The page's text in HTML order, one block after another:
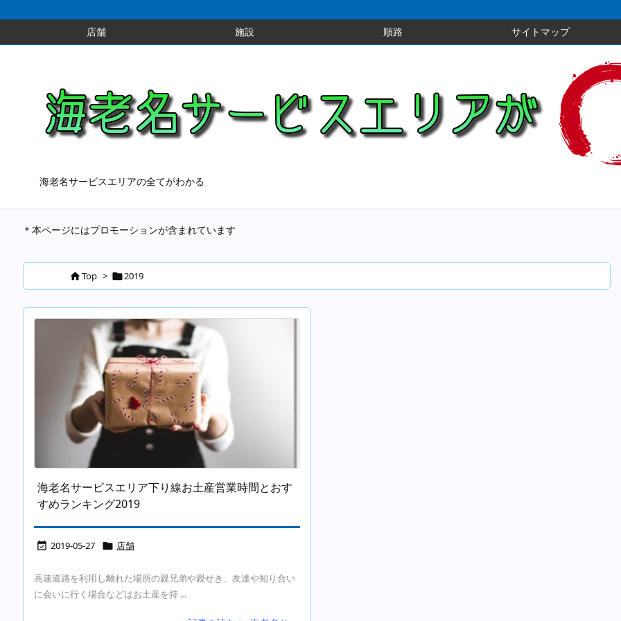
店舗 施設 順路 サイトマップ
海老名サービスエリアの全てがわかる
＊本ページにはプロモーションが含まれています
Top > 2019
海老名サービスエリア下り線お土産営業時間とおす
すめランキング2019
 2019-05-27  店舗
高速道路を利用し離れた場所の親兄弟や親せき、友達や知り合い
に会いに行く場合などはお土産を持 ...